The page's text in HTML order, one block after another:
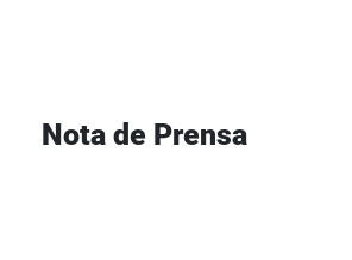
Nota de Prensa